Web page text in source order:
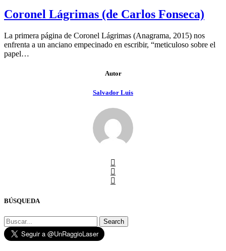
Coronel Lágrimas (de Carlos Fonseca)
La primera página de Coronel Lágrimas (Anagrama, 2015) nos
enfrenta a un anciano empecinado en escribir, “meticuloso sobre el
papel…
Autor
Salvador Luis
BÚSQUEDA
Search